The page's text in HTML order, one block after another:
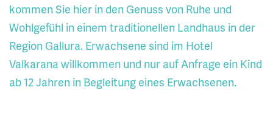
kommen Sie hier in den Genuss von Ruhe und
Wohlgefühl in einem traditionellen Landhaus in der
Region Gallura. Erwachsene sind im Hotel
Valkarana willkommen und nur auf Anfrage ein Kind
ab 12 Jahren in Begleitung eines Erwachsenen.